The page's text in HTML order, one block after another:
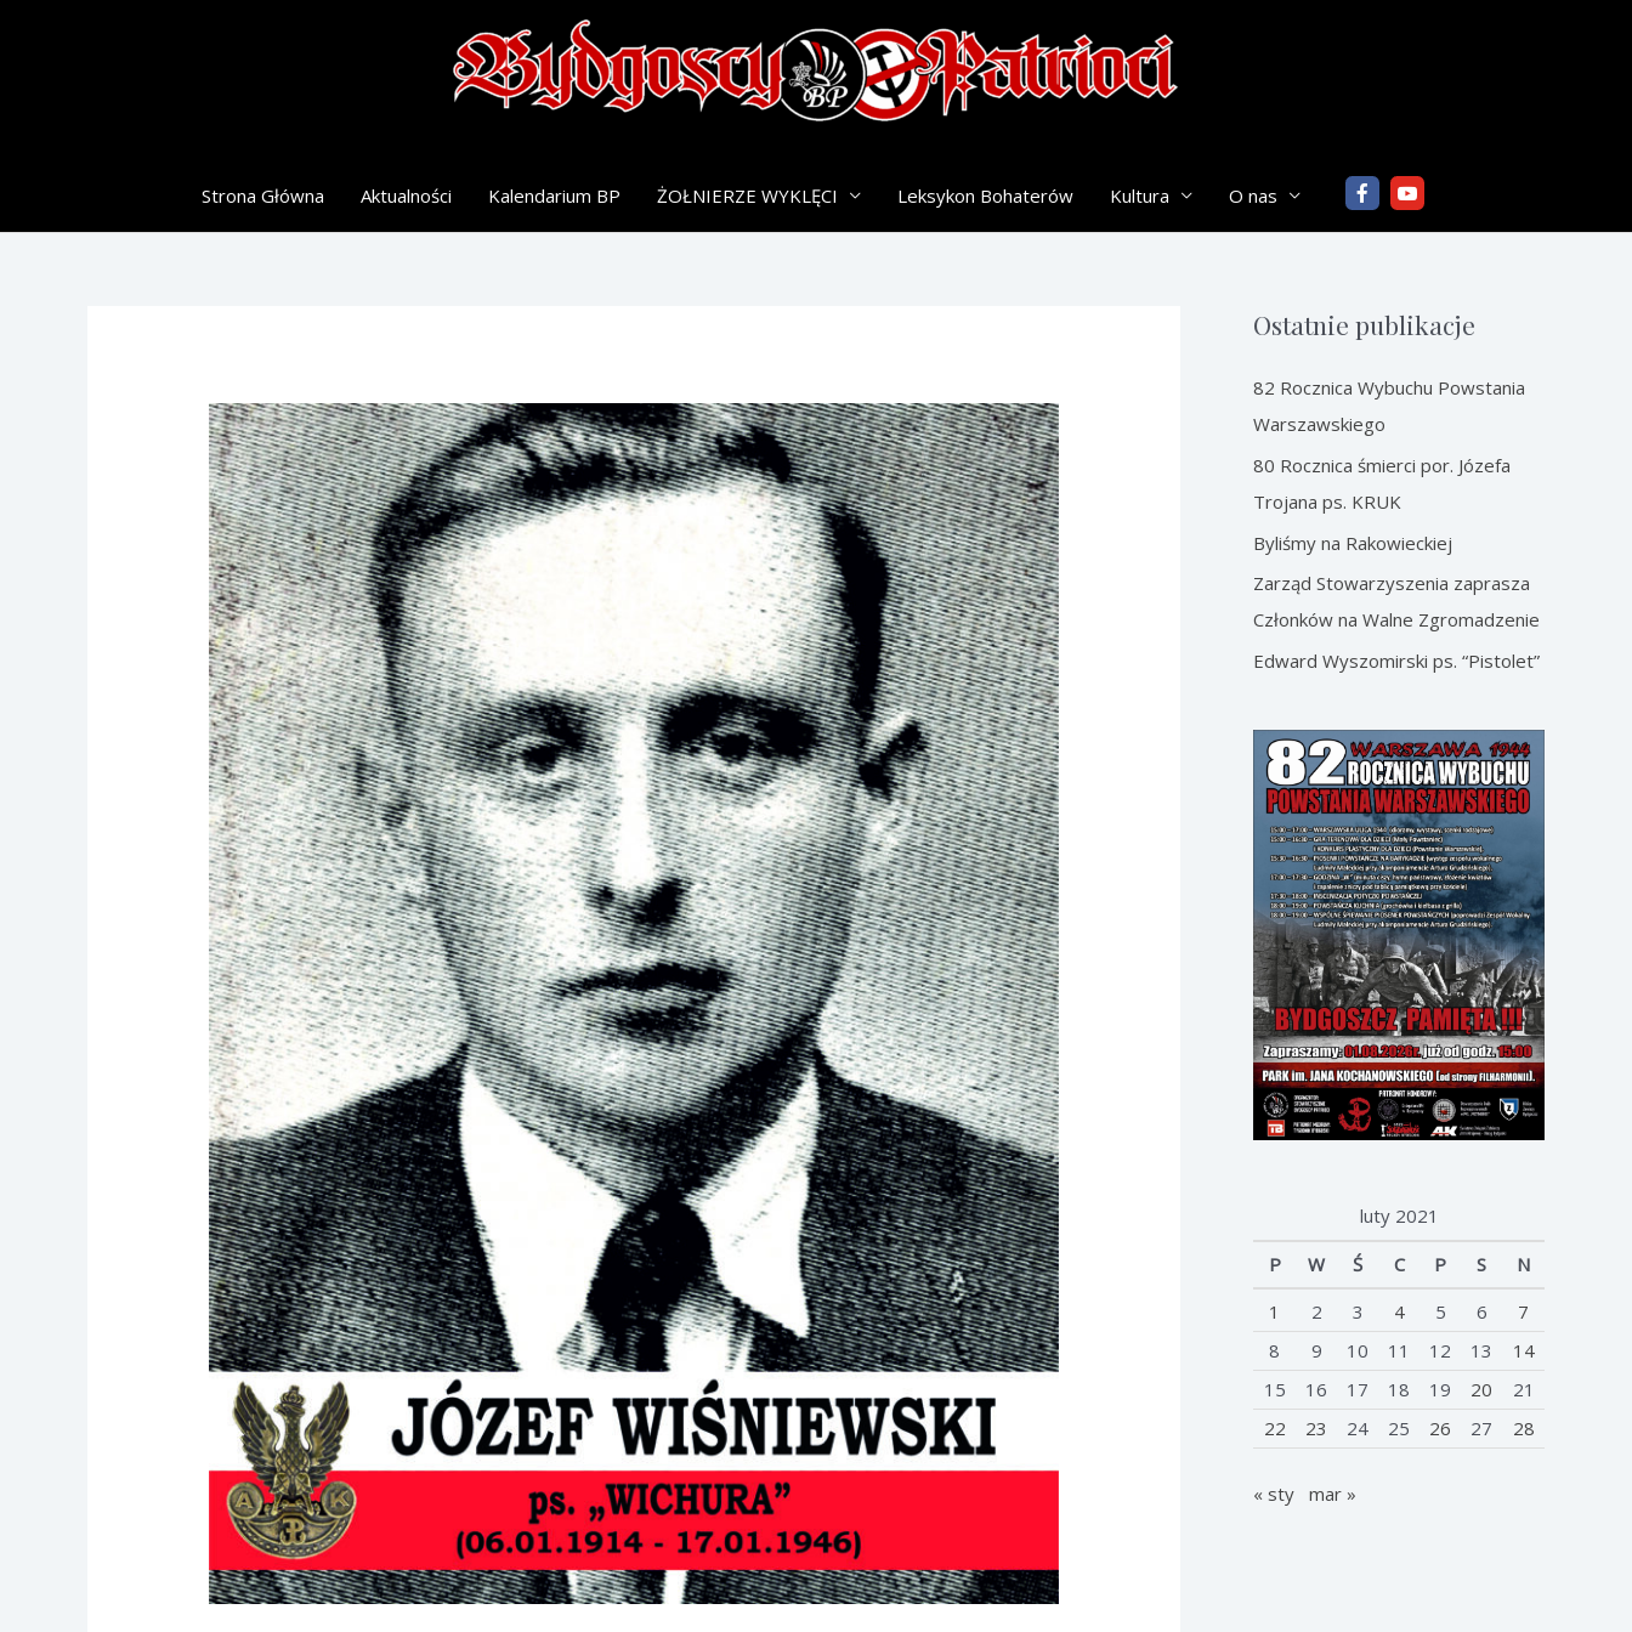
Strona Główna Aktualności Kalendarium BP ŻOŁNIERZE WYKLĘCI Leksykon Bohaterów Kultura O nas
Ostatnie publikacje
82 Rocznica Wybuchu Powstania
Warszawskiego
80 Rocznica śmierci por. Józefa
Trojana ps. KRUK
Byliśmy na Rakowieckiej
Zarząd Stowarzyszenia zaprasza
Członków na Walne Zgromadzenie
Edward Wyszomirski ps. “Pistolet”
luty 2021
P
W Ś C P S
N
1
2 3 4 5 6
7
8
9 10 11 12 13
14
15
16 17 18 19 20
21
22
23 24 25 26 27 28
« sty mar »